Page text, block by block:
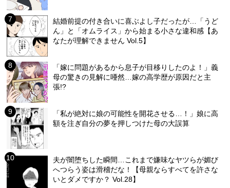
結婚前提の付き合いに喜ぶよし子だったが…「うど
ん」と「オムライス」から始まる小さな違和感【あ
なたが理解できません Vol.5】
「嫁に問題があるから息子が目移りしたのよ！」義
母の驚きの見解に唖然…嫁の高学歴が原因だと主
張!?
「私が絶対に娘の可能性を開花させる…！」娘に高
額を注ぎ自分の夢を押しつけた母の大誤算
夫が闇堕ちした瞬間…これまで嫌味なヤツらが媚び
へつらう姿は滑稽だな！【母親ならすべてを許さな
いとダメですか？ Vol.28】